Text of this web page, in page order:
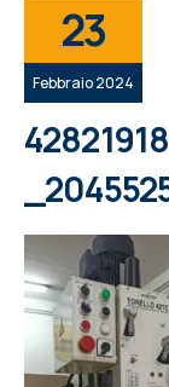
23
Febbraio 2024